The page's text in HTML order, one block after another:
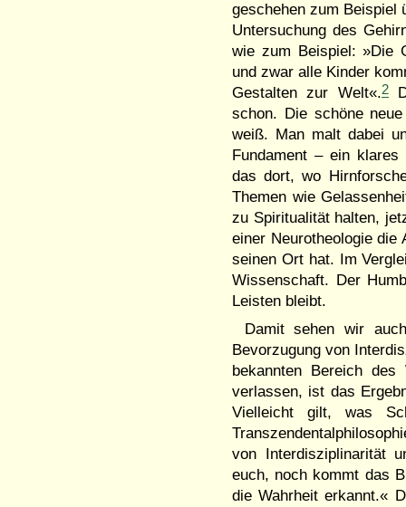
geschehen zum
Untersuchung des
wie zum Beispiel: »Die
und zwar alle Kinder
Gestalten zur Welt«.2
schon. Die schöne
weiß. Man malt dabei
Fundament – ein klares
das dort, wo
Themen wie
zu Spiritualität halten,
einer Neurotheologie
seinen Ort hat. Im
Wissenschaft. Der
Leisten bleibt.
Damit sehen wir
Bevorzugung von
bekannten Bereich
verlassen, ist das
Vielleicht gilt, was
von Interdisziplinarität
euch, noch kommt das
die Wahrheit erkannt.«